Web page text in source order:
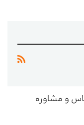
و مشاوره